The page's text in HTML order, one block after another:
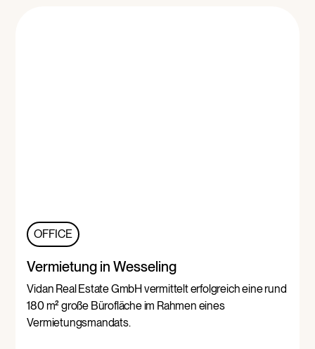
OFFICE
Vermietung in Wesseling
Vidan Real Estate GmbH vermittelt erfolgreich eine rund
180 m² große Bürofläche im Rahmen eines
Vermietungsmandats.